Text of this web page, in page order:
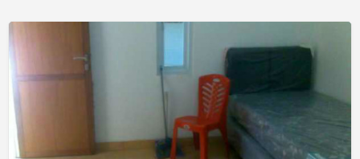
Kos
Karyawati/mahasiswi
Kebon
Kacang
Tanah